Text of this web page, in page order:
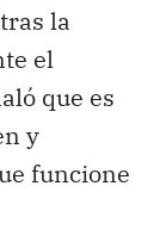
la
el
que es
y
funcione